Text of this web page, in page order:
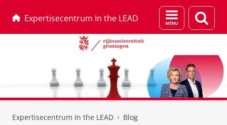
Expertisecentrum In the LEAD
Menu
en
Expertisecentrum In the LEAD Blog